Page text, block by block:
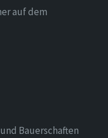
auf dem
Bauerschaften